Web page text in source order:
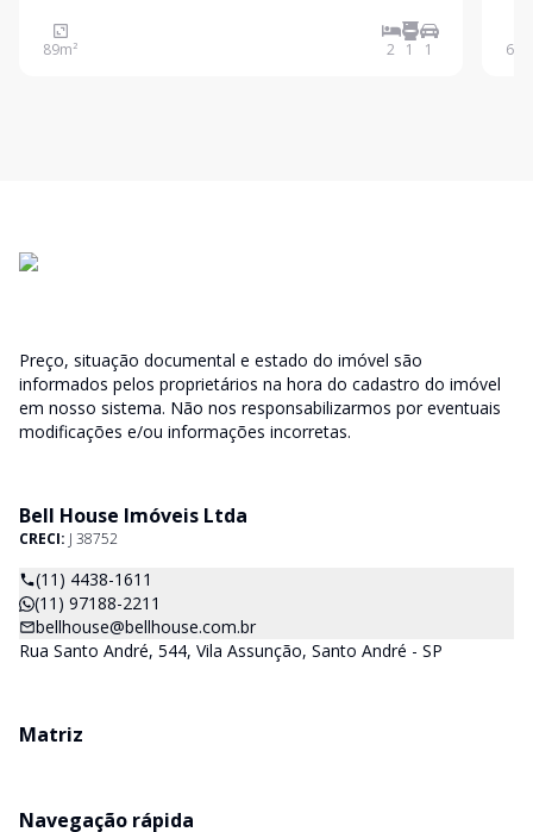
esta cobertura é uma excelente oportunidade. Com
ambientes bem distribuídos e uma bela vista para
89m² 2 1 1 60
Preço, situação documental e estado do imóvel são
informados pelos proprietários na hora do cadastro do imóvel
em nosso sistema. Não nos responsabilizarmos por eventuais
modificações e/ou informações incorretas.
Bell House Imóveis Ltda
CRECI: J 38752
(11) 4438-1611
(11) 97188-2211
bellhouse@bellhouse.com.br
Rua Santo André, 544, Vila Assunção, Santo André - SP
Matriz
Navegação rápida